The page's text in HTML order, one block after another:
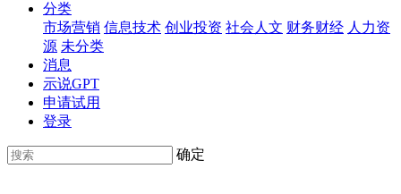
分类
市场营销 信息技术 创业投资 社会人文 财务财经 人力资
源 未分类
消息
示说GPT
申请试用
登录
确定